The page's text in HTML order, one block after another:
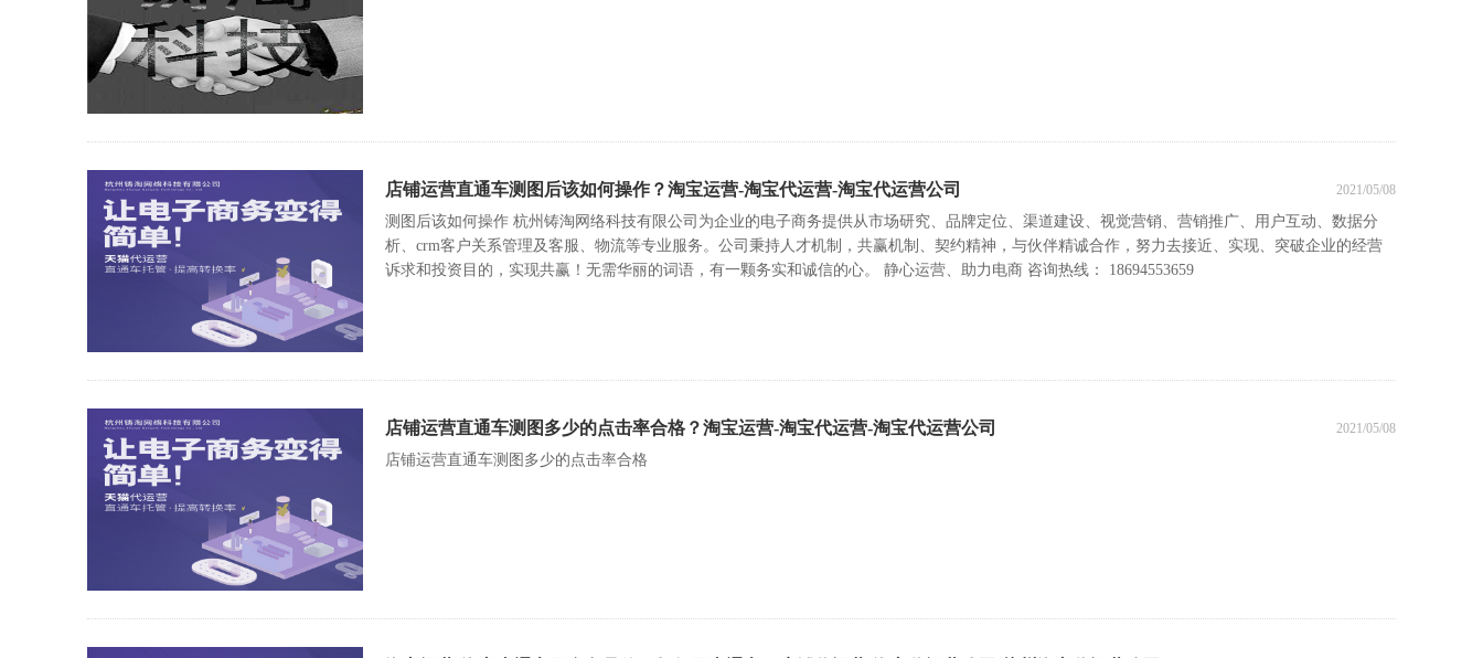
店铺运营直通车测图后该如何操作？淘宝运营-淘宝代运营-淘宝代运营公司 2021/05/08
测图后该如何操作 杭州铸淘网络科技有限公司为企业的电子商务提供从市场研究、品牌定位、渠道建设、视觉营销、营销推广、用户互动、数据分
析、crm客户关系管理及客服、物流等专业服务。公司秉持人才机制，共赢机制、契约精神，与伙伴精诚合作，努力去接近、实现、突破企业的经营
诉求和投资目的，实现共赢！无需华丽的词语，有一颗务实和诚信的心。 静心运营、助力电商 咨询热线： 18694553659
店铺运营直通车测图多少的点击率合格？淘宝运营-淘宝代运营-淘宝代运营公司 2021/05/08
店铺运营直通车测图多少的点击率合格